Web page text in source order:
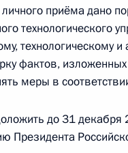
года, четверг
года по
приём граждан
20:31
приёма дано
технологического
технологическому
фактов,
меры в
до 31 декабря
Президента